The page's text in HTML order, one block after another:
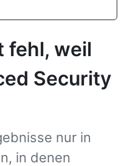
fehl, weil
Security
nur in
in denen